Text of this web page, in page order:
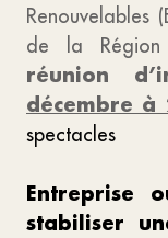
Renouvelables
de la Région
réunion
décembre à
spectacles
Entreprise
stabiliser